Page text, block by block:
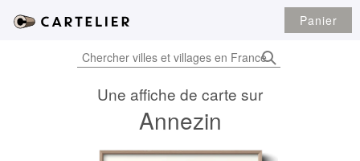
Panier
Une affiche de carte sur
Annezin